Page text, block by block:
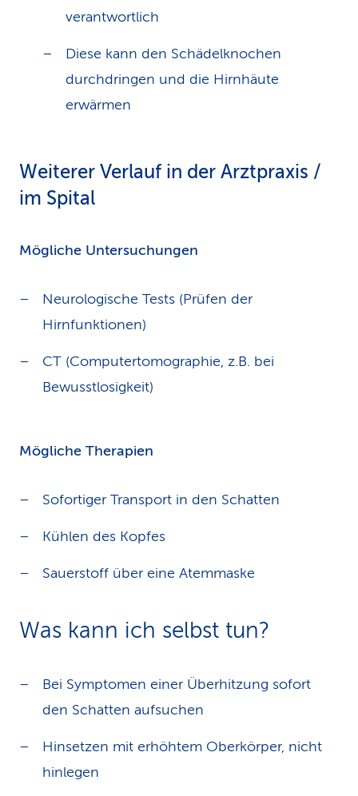
verantwortlich
Diese kann den Schädelknochen
durchdringen und die Hirnhäute
erwärmen
Weiterer Verlauf in der Arztpraxis /
im Spital
Mögliche Untersuchungen
Neurologische Tests (Prüfen der
Hirnfunktionen)
CT (Computertomographie, z.B. bei
Bewusstlosigkeit)
Mögliche Therapien
Sofortiger Transport in den Schatten
Kühlen des Kopfes
Sauerstoff über eine Atemmaske
Was kann ich selbst tun?
Bei Symptomen einer Überhitzung sofort
den Schatten aufsuchen
Hinsetzen mit erhöhtem Oberkörper, nicht
hinlegen